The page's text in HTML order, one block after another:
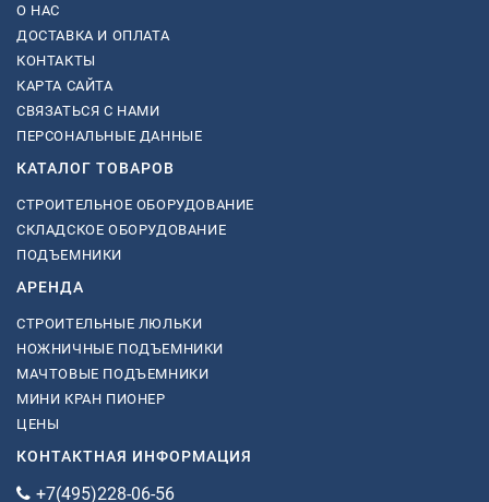
О НАС
ДОСТАВКА И ОПЛАТА
КОНТАКТЫ
КАРТА САЙТА
СВЯЗАТЬСЯ С НАМИ
ПЕРСОНАЛЬНЫЕ ДАННЫЕ
КАТАЛОГ ТОВАРОВ
СТРОИТЕЛЬНОЕ ОБОРУДОВАНИЕ
СКЛАДСКОЕ ОБОРУДОВАНИЕ
ПОДЪЕМНИКИ
АРЕНДА
СТРОИТЕЛЬНЫЕ ЛЮЛЬКИ
НОЖНИЧНЫЕ ПОДЪЕМНИКИ
МАЧТОВЫЕ ПОДЪЕМНИКИ
МИНИ КРАН ПИОНЕР
ЦЕНЫ
КОНТАКТНАЯ ИНФОРМАЦИЯ
+7(495)228-06-56